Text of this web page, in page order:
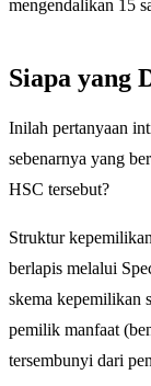
mengendalikan 15
Siapa yang
Inilah pertanyaan
sebenarnya yang
HSC tersebut?
Struktur
berlapis melalui
skema kepemilikan
pemilik manfaat
tersembunyi dari